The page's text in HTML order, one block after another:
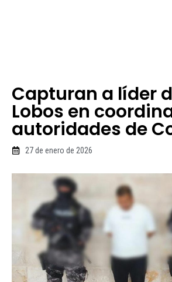
Capturan a líder
Lobos en
autoridades de
27 de enero de 2026